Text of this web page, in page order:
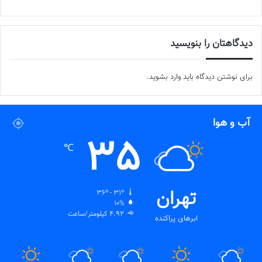
دیدگاهتان را بنویسید
برای نوشتن دیدگاه باید وارد بشوید.
آب و هوا
تهران
ابرهای پراکنده
35
℃
10%
4.92 کیلومتر/ساعت